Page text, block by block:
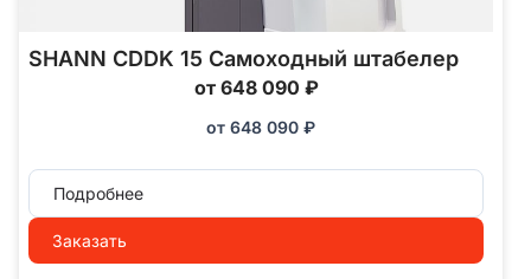
SHANN CDDK 15 Самоходный штабелер
от 648 090 ₽
от 648 090 ₽
Подробнее
Заказать